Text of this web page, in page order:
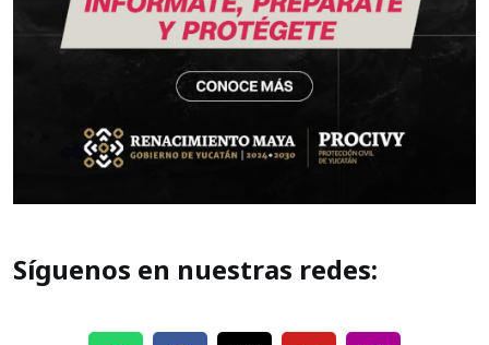
Síguenos en nuestras redes: